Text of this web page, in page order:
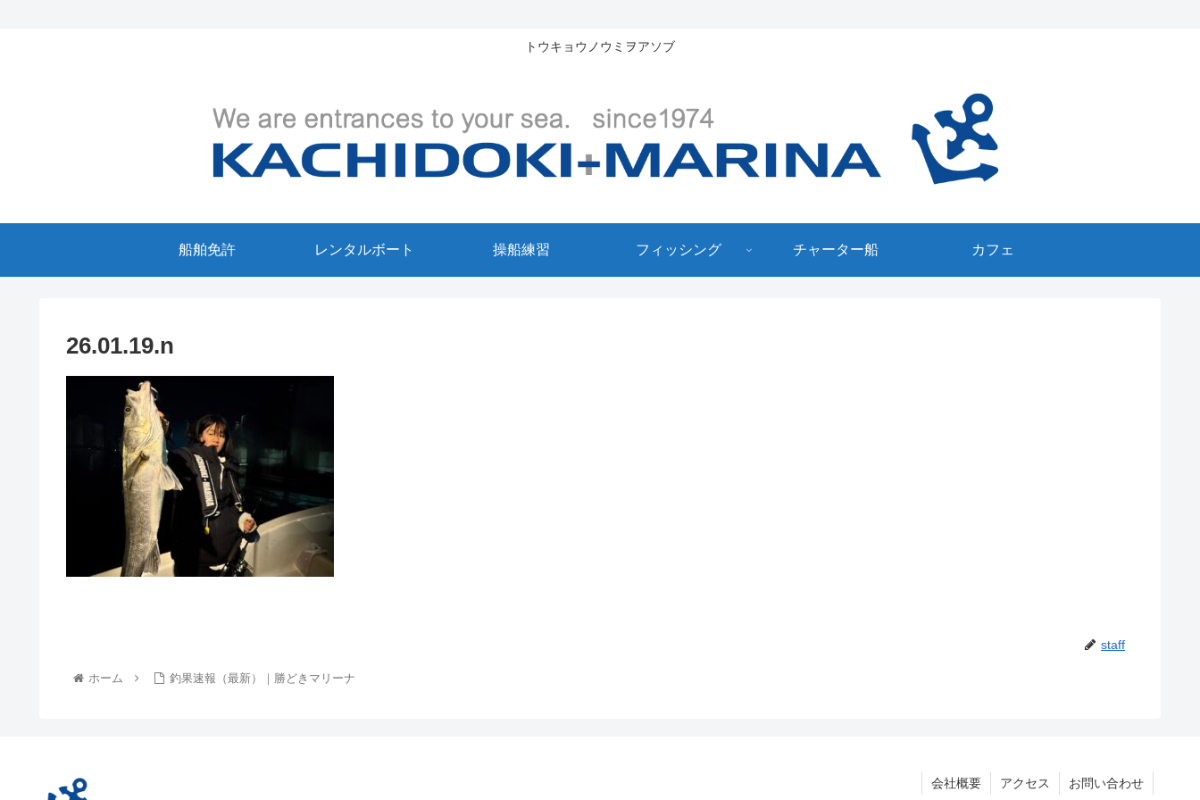
トウキョウノウミヲアソブ
船舶免許 レンタルボート 操船練習 フィッシング チャーター船 カフェ
26.01.19.n
staff
ホーム 釣果速報（最新）｜勝どきマリーナ
会社概要 アクセス お問い合わせ